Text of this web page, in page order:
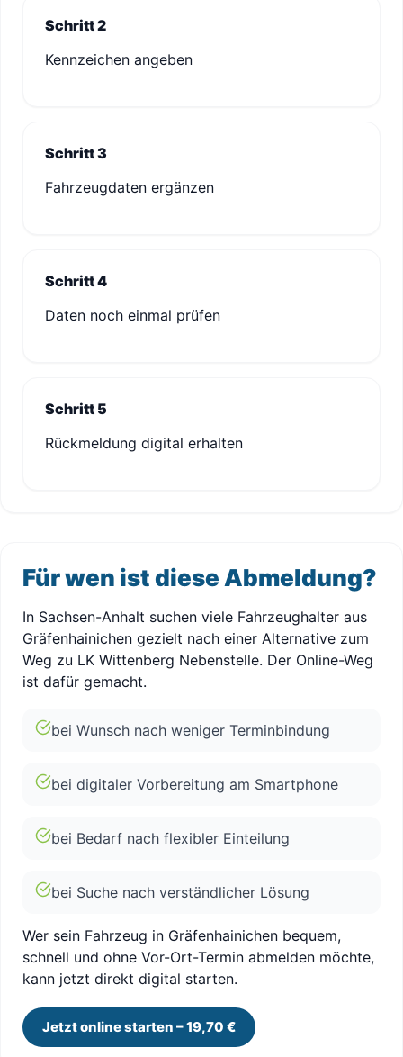
Schritt 2
Kennzeichen angeben
Schritt 3
Fahrzeugdaten ergänzen
Schritt 4
Daten noch einmal prüfen
Schritt 5
Rückmeldung digital erhalten
Für wen ist diese Abmeldung?
In Sachsen-Anhalt suchen viele Fahrzeughalter aus
Gräfenhainichen gezielt nach einer Alternative zum
Weg zu LK Wittenberg Nebenstelle. Der Online-Weg
ist dafür gemacht.
bei Wunsch nach weniger Terminbindung
bei digitaler Vorbereitung am Smartphone
bei Bedarf nach flexibler Einteilung
bei Suche nach verständlicher Lösung
Wer sein Fahrzeug in Gräfenhainichen bequem,
schnell und ohne Vor-Ort-Termin abmelden möchte,
kann jetzt direkt digital starten.
Jetzt online starten – 19,70 €